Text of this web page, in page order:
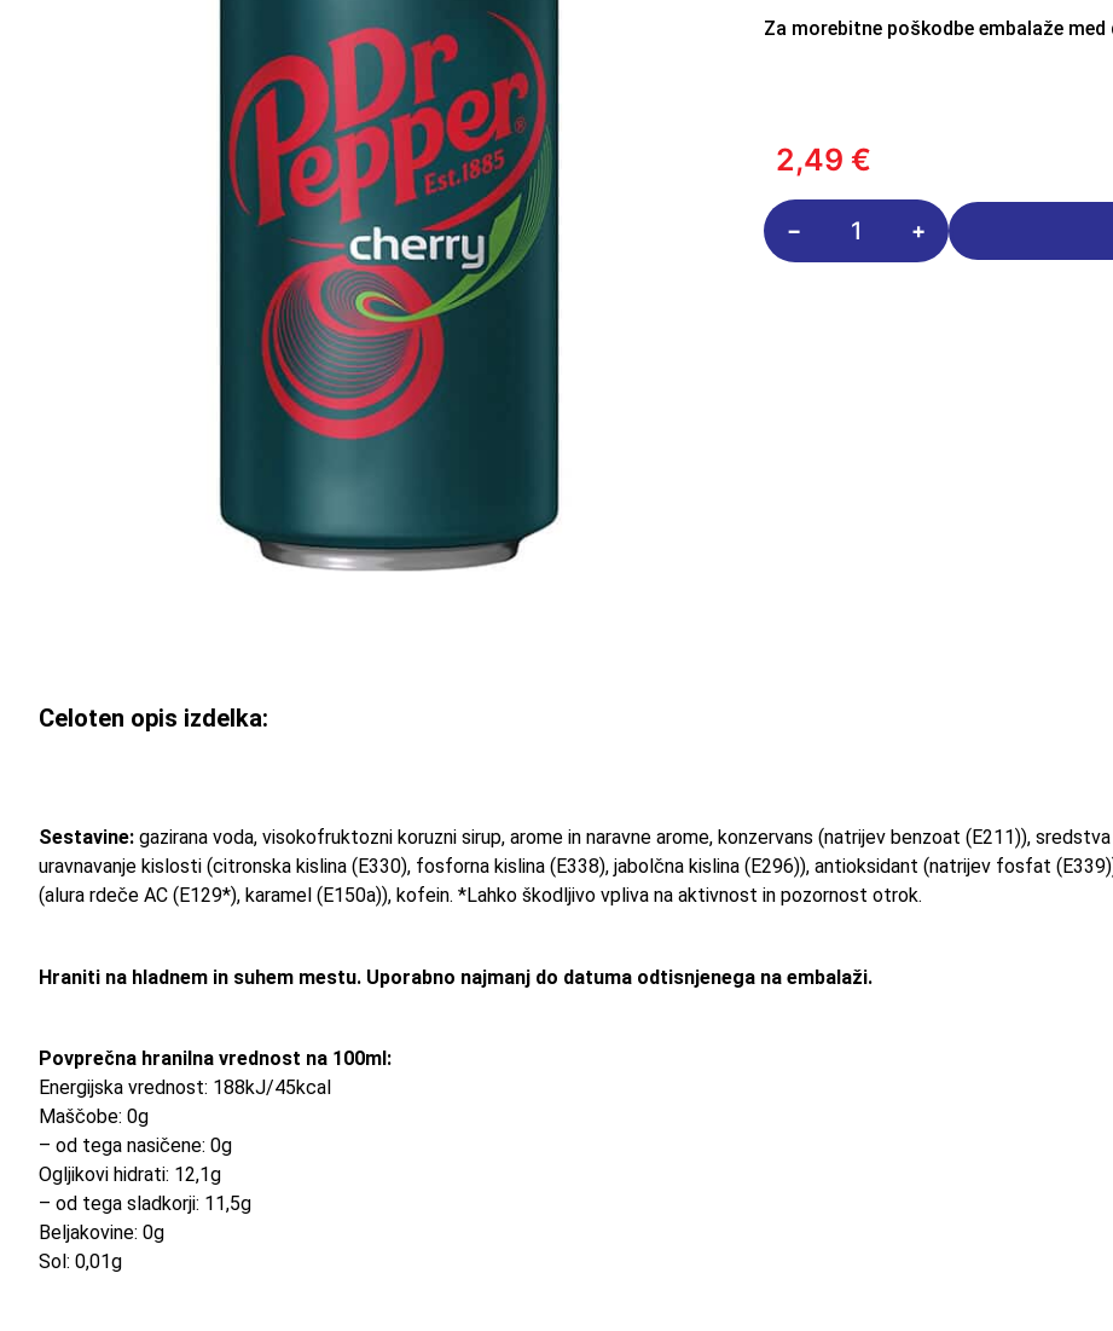
Za morebitne poškodbe embalaže
2,49 €
Pepper
Cherry
Celoten opis izdelka:
Sestavine: gazirana voda, visokofruktozni koruzni sirup, arome in naravne arome, konzervans (natrijev benzoat (E211)),
uravnavanje kislosti (citronska kislina (E330), fosforna kislina (E338), jabolčna kislina (E296)), antioksidant (natrijev fosfat
(alura rdeče AC (E129*), karamel (E150a)), kofein. *Lahko škodljivo vpliva na aktivnost in pozornost otrok.
Hraniti na hladnem in suhem mestu. Uporabno najmanj do datuma odtisnjenega na embalaži.
Povprečna hranilna vrednost na 100ml:
Energijska vrednost: 188kJ/45kcal
Maščobe: 0g
– od tega nasičene: 0g
Ogljikovi hidrati: 12,1g
– od tega sladkorji: 11,5g
Beljakovine: 0g
Sol: 0,01g